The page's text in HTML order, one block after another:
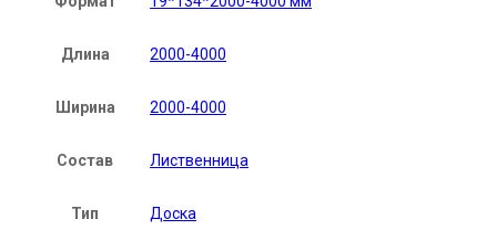
Длина 2000-4000
Ширина 2000-4000
Состав Лиственница
Тип Доска